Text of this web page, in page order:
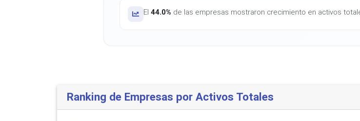
El 44.0% de las empresas mostraron crecimiento en activos
Ranking de Empresas por Activos Totales